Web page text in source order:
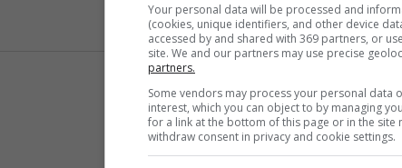
Your personal data will be processed and
(cookies, unique identifiers, and other device
accessed by and shared with 369 partners, or
site. We and our partners may use precise
partners.
Some vendors may process your personal data
interest, which you can object to by managing
for a link at the bottom of this page or in the site
withdraw consent in privacy and cookie settings.